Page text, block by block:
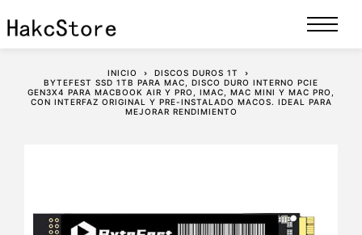
INICIO
DISCOS DUROS 1T
BYTEFEST SSD 1TB PARA MAC, DISCO DURO INTERNO PCIE
GEN3X4 PARA MACBOOK AIR Y PRO, IMAC, MAC MINI Y MAC PRO,
CON INTERFAZ ORIGINAL Y PRE-INSTALADO MACOS. IDEAL PARA
MEJORAR RENDIMIENTO